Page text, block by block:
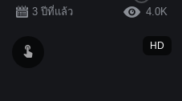
3 ปีที่แล้ว
4.0K
HD